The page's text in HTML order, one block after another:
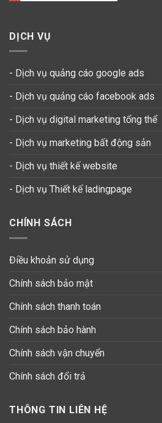
DỊCH VỤ
- Dịch vụ quảng cáo google ads
- Dịch vụ quảng cáo facebook ads
- Dịch vụ digital marketing tổng thể
- Dịch vụ marketing bất động sản
- Dịch vụ thiết kế website
- Dịch vụ Thiết kế ladingpage
CHÍNH SÁCH
Điều khoản sử dụng
Chính sách bảo mật
Chính sách thanh toán
Chính sách bảo hành
Chính sách vận chuyển
Chính sách đổi trả
THÔNG TIN LIÊN HỆ